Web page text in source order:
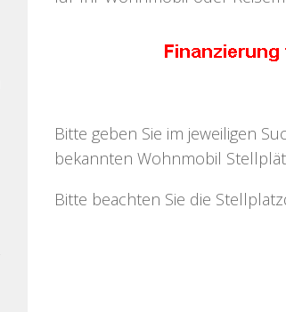
Bitte geben Sie im jeweiligen
bekannten Wohnmobil
Bitte beachten Sie die